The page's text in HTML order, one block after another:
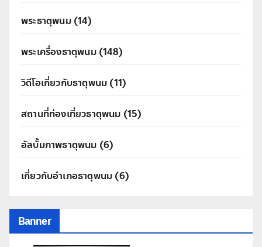
พระธาตุพนม(14)
พระเครื่องธาตุพนม(148)
วิดีโอเกี่ยวกับธาตุพนม (11)
สถานที่ท่องเที่ยวธาตุพนม (15)
อัลบั้มภาพธาตุพนม (6)
เกี่ยวกับอำเภอธาตุพนม (6)
Banner